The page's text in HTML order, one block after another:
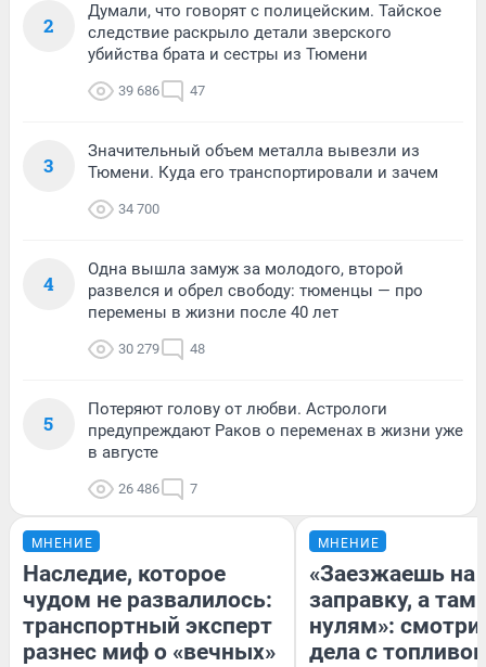
2
Думали, что говорят с полицейским. Тайское
следствие раскрыло детали зверского
убийства брата и сестры из Тюмени
39 686 47
3
Значительный объем металла вывезли из
Тюмени. Куда его транспортировали и зачем
34 700
4
Одна вышла замуж за молодого, второй
развелся и обрел свободу: тюменцы — про
перемены в жизни после 40 лет
30 279 48
5
Потеряют голову от любви. Астрологи
предупреждают Раков о переменах в жизни уже
в августе
26 486 7
МНЕНИЕ
Наследие, которое
чудом не развалилось:
транспортный эксперт
разнес миф о «вечных»
МНЕНИЕ
«Заезжаешь на
заправку, а там
нулям»:
дела с